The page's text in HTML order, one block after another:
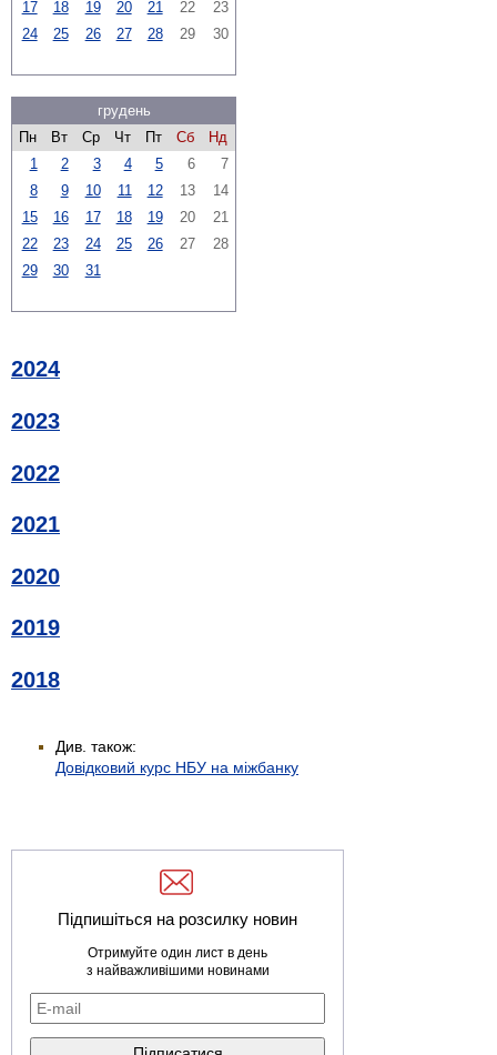
17 18 19 20 21 22
23
24
25 26 27 28 29 30
грудень
Пн
Вт Ср Чт Пт Сб
Нд
1
2 3 4 5 6
7
8
9 10 11 12 13
14
15
16 17 18 19 20
21
22
23 24 25 26 27
28
29
30 31
2024
2023
2022
2021
2020
2019
2018
Див. також:
Довідковий курс НБУ на міжбанку
Підпишіться на розсилку новин
Отримуйте один лист в день
з найважливішими новинами